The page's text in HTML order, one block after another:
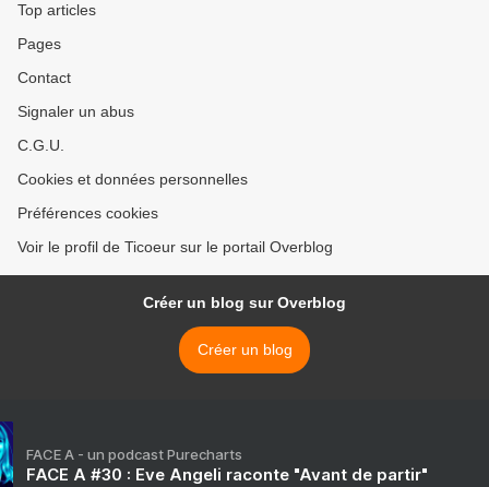
Top articles
Pages
Contact
Signaler un abus
C.G.U.
Cookies et données personnelles
Préférences cookies
Voir le profil de Ticoeur sur le portail Overblog
Créer un blog sur Overblog
Créer un blog
FACE A - un podcast Purecharts
FACE A #30 : Eve Angeli raconte "Avant de partir"